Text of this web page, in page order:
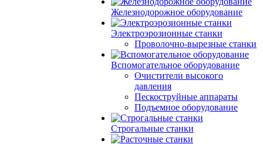
Железнодорожное оборудование
Электроэрозионные станки
Проволочно-вырезные станки
Вспомогательное оборудование
Очистители высокого
давления
Пескоструйные аппараты
Подъемное оборудование
Строгальные станки